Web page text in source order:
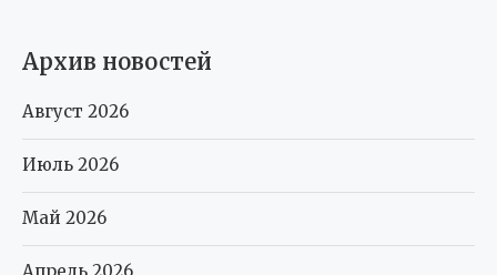
Архив новостей
Август 2026
Июль 2026
Май 2026